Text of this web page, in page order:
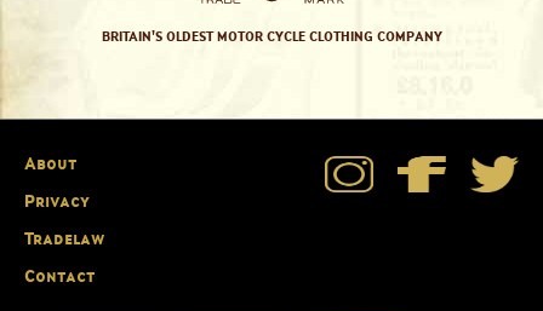
BRITAIN'S OLDEST MOTOR CYCLE CLOTHING COMPANY
About
Privacy
Tradelaw
Contact